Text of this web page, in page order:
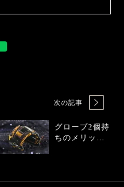
次の記事
グローブ2個持
ちのメリット